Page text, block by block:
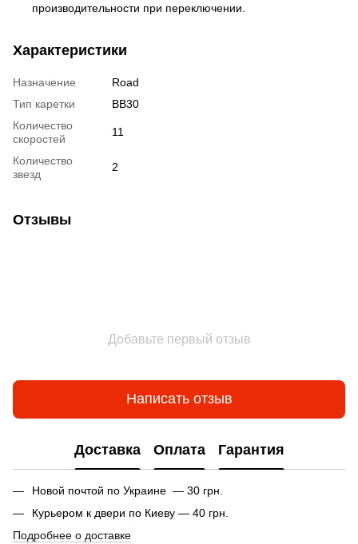
производительности при переключении.
Характеристики
Назначение
Road
Тип каретки
BB30
Количество
скоростей
11
Количество
звезд
2
Отзывы
Добавьте первый отзыв
Написать отзыв
Доставка Оплата Гарантия
Новой почтой по Украине — 30 грн.
Курьером к двери по Киеву — 40 грн.
Подробнее о доставке